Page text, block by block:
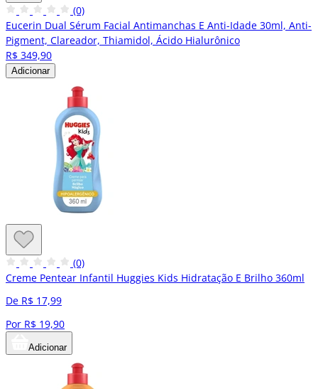
(0)
Eucerin Dual Sérum Facial Antimanchas E Anti-Idade 30ml, Anti-
Pigment, Clareador, Thiamidol, Ácido Hialurônico
R$ 349,90
Adicionar
(0)
Creme Pentear Infantil Huggies Kids Hidratação E Brilho 360ml
De R$ 17,99
Por R$ 19,90
Adicionar